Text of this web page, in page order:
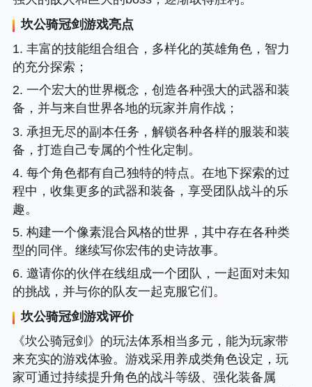
坎公骑冠剑游戏亮点
1. 丰富的技能组合组合，多样化的英雄角色，智力
的充分探索；
2. 一个宏大的世界概念，创造各种强大的武器和装
备，并与来自世界各地的玩家并肩作战；
3. 承担无尽的副本任务，解锁各种各样的服装和装
备，打造自己专属的个性化定制。
4. 每个角色都有自己独特的特点。在地下探索的过
程中，收集更多的武器和装备，享受团队战斗的乐
趣。
5. 构建一个像素混合风格的世界，其中存在各种类
型的同伴。继续写你宏伟的史诗故事。
6. 邀请你的伙伴在线组成一个团队，一起面对未知
的挑战，并与你的队友一起克服它们。
坎公骑冠剑游戏评价
《坎公骑冠剑》的玩法体系相当多元，能为玩家带
来充实的游戏体验。游戏采用养成类角色设定，玩
家可通过持续提升角色的战斗等级、强化装备属